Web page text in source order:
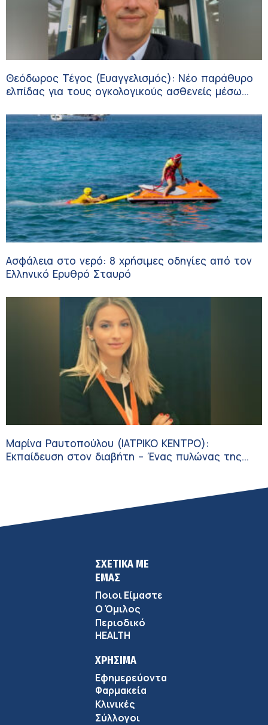
Θεόδωρος Τέγος (Ευαγγελισμός): Νέο παράθυρο
ελπίδας για τους ογκολογικούς ασθενείς μέσω
Ασφάλεια στο νερό: 8 χρήσιμες οδηγίες από τον
Ελληνικό Ερυθρό Σταυρό
Μαρίνα Ραυτοπούλου (ΙΑΤΡΙΚΟ ΚΕΝΤΡΟ):
Εκπαίδευση στον διαβήτη – Ένας πυλώνας της
ΣΧΕΤΙΚΑ ΜΕ
ΕΜΑΣ
Ποιοι Είμαστε
Ο Όμιλος
Περιοδικό
HEALTH
ΧΡΗΣΙΜΑ
Εφημερεύοντα
Φαρμακεία
Κλινικές
Σύλλογοι